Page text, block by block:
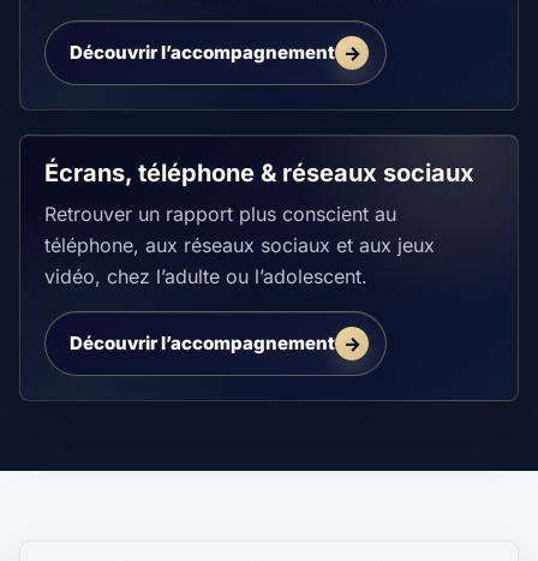
Découvrir l’accompagnement
Écrans, téléphone & réseaux sociaux
Retrouver un rapport plus conscient au
téléphone, aux réseaux sociaux et aux jeux
vidéo, chez l’adulte ou l’adolescent.
Découvrir l’accompagnement